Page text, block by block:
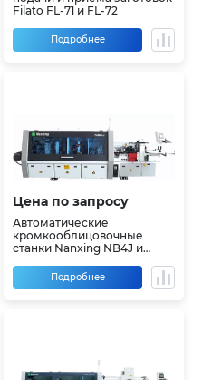
Filato FL-71 и FL-72
Подробнее
Цена по запросу
Автоматические
кромкооблицовочные
станки Nanxing NB4J и
Подробнее